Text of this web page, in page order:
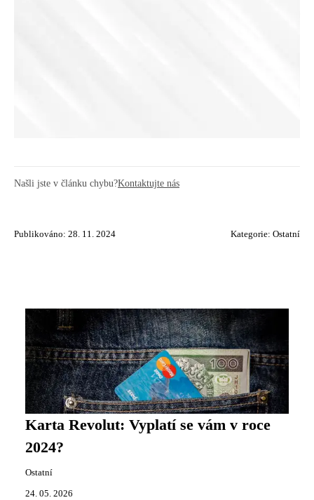
Našli jste v článku chybu?Kontaktujte nás
Publikováno: 28. 11. 2024 Kategorie: Ostatní
Karta Revolut: Vyplatí se vám v roce
2024?
Ostatní
24. 05. 2026